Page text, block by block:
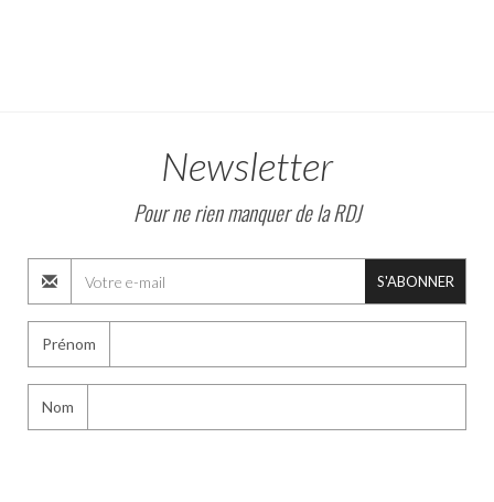
Newsletter
Pour ne rien manquer de la RDJ
S'ABONNER
Prénom
Nom